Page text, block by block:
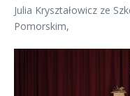
Julia Kryształowicz ze
Pomorskim,